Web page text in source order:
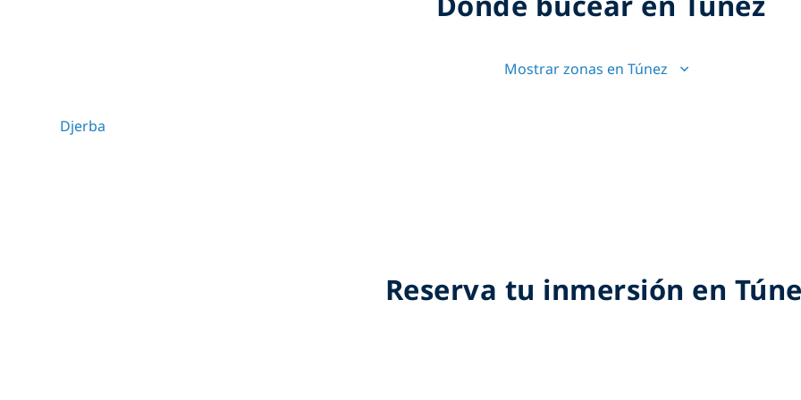
Mostrar zonas en Túnez
Djerba
Reserva tu inmersión en